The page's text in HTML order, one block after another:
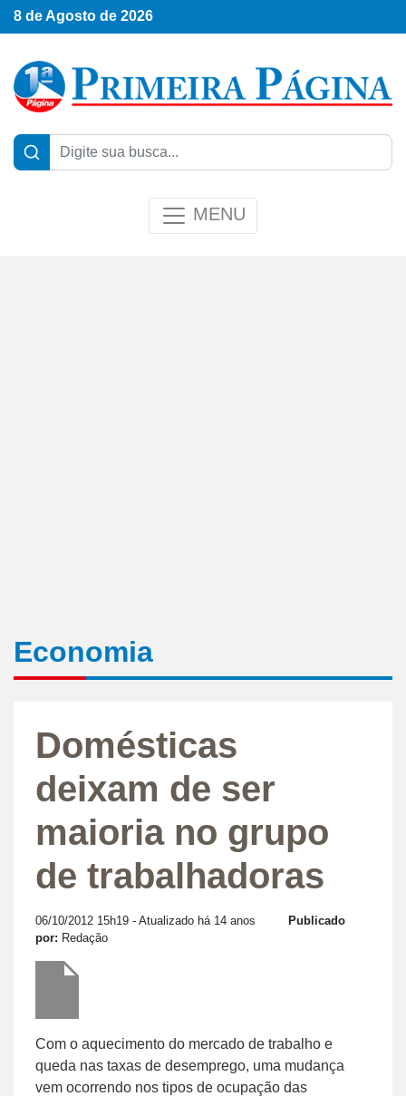
8 de Agosto de 2026
MENU
Economia
Domésticas
deixam de ser
maioria no grupo
de trabalhadoras
06/10/2012 15h19 - Atualizado há 14 anos
Publicado
por: Redação
Com o aquecimento do mercado de trabalho e
queda nas taxas de desemprego, uma mudança
vem ocorrendo nos tipos de ocupação das